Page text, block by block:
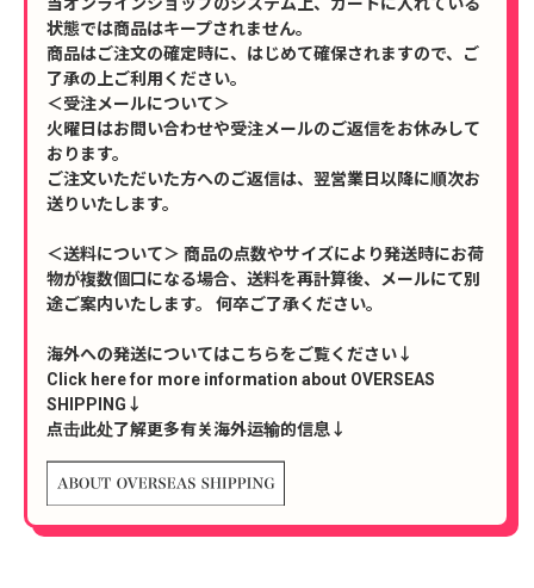
状態では商品はキープされません。
商品はご注文の確定時に、はじめて確保されますので、ご
了承の上ご利用ください。
＜受注メールについて＞
火曜日はお問い合わせや受注メールのご返信をお休みして
おります。
ご注文いただいた方へのご返信は、翌営業日以降に順次お
送りいたします。
＜送料について＞ 商品の点数やサイズにより発送時にお荷
物が複数個口になる場合、送料を再計算後、メールにて別
途ご案内いたします。 何卒ご了承ください。
海外への発送についてはこちらをご覧ください↓
Click here for more information about OVERSEAS
SHIPPING↓
点击此处了解更多有关海外运输的信息↓